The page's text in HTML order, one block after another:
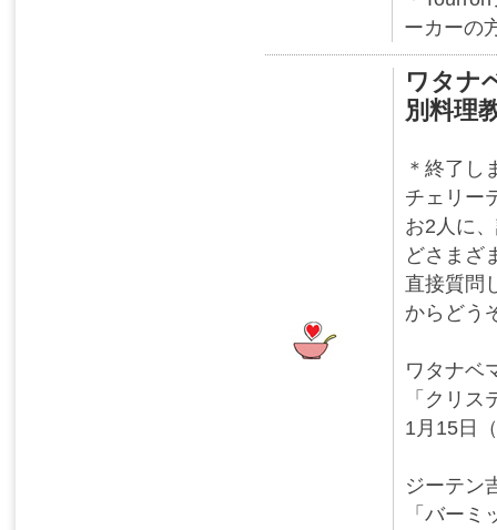
ーカーの
ワタナ
別料理
＊終了し
チェリー
お2人に
どさまざ
直接質問
からどう
ワタナベ
「クリ
1月15日
ジーテン
「バー